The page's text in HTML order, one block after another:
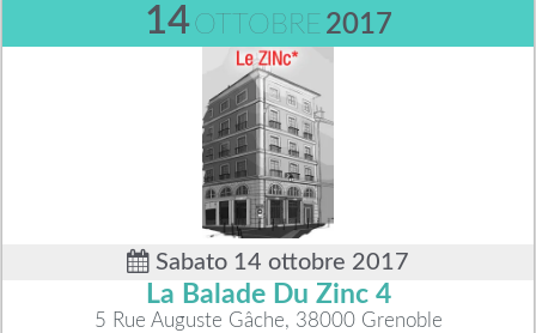
14OTTOBRE 2017
Sabato 14 ottobre 2017
La Balade Du Zinc 4
5 Rue Auguste Gâche, 38000 Grenoble